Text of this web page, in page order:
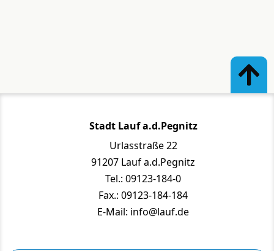
Stadt Lauf a.d.Pegnitz
Urlasstraße 22
91207 Lauf a.d.Pegnitz
Tel.: 09123-184-0
Fax.: 09123-184-184
E-Mail: info@lauf.de